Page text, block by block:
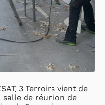
3 Terroirs vient de
de réunion de